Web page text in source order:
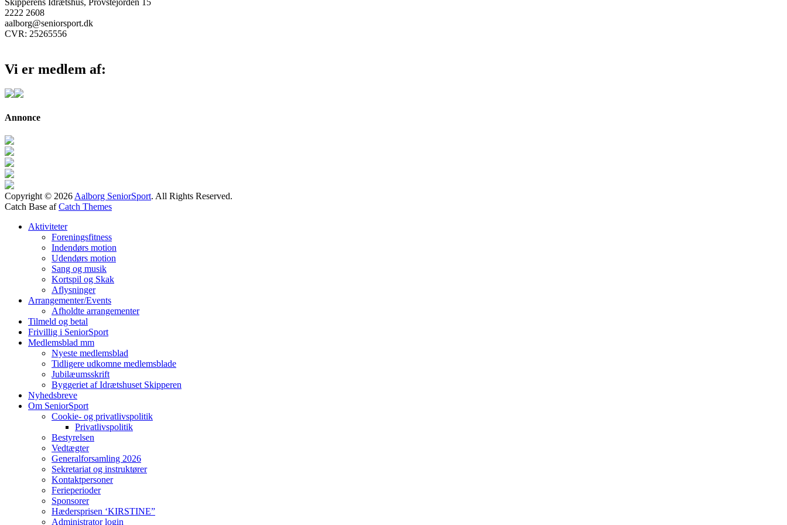
2222 2608
aalborg@seniorsport.dk
CVR: 25265556
Vi er medlem af:
Annonce
Copyright © 2026 Aalborg SeniorSport. All Rights Reserved.
Catch Base afCatch Themes
Aktiviteter
Foreningsfitness
Indendørs motion
Udendørs motion
Sang og musik
Kortspil og Skak
Aflysninger
Arrangementer/Events
Afholdte arrangementer
Tilmeld og betal
Frivillig i SeniorSport
Medlemsblad mm
Nyeste medlemsblad
Tidligere udkomne medlemsblade
Jubilæumsskrift
Byggeriet af Idrætshuset Skipperen
Nyhedsbreve
Om SeniorSport
Cookie- og privatlivspolitik
Privatlivspolitik
Bestyrelsen
Vedtægter
Generalforsamling 2026
Sekretariat og instruktører
Kontaktpersoner
Ferieperioder
Sponsorer
Hædersprisen ‘KIRSTINE”
Administrator login